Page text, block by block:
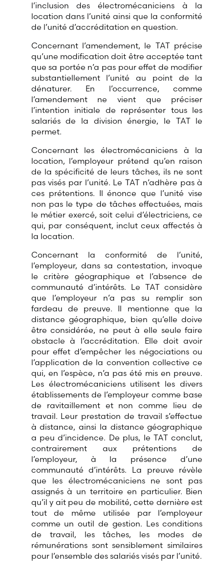
l’inclusion des électromécaniciens à la
location dans l’unité ainsi que la conformité
de l’unité d’accréditation en question.
Concernant l’amendement, le TAT précise
qu’une modification doit être acceptée tant
que sa portée n’a pas pour effet de modifier
substantiellement l’unité au point de la
dénaturer. En l’occurrence, comme
l’amendement ne vient que préciser
l’intention initiale de représenter tous les
salariés de la division énergie, le TAT le
permet.
Concernant les électromécaniciens à la
location, l’employeur prétend qu’en raison
de la spécificité de leurs tâches, ils ne sont
pas visés par l’unité. Le TAT n’adhère pas à
ces prétentions. Il énonce que l’unité vise
non pas le type de tâches effectuées, mais
le métier exercé, soit celui d’électriciens, ce
qui, par conséquent, inclut ceux affectés à
la location.
Concernant la conformité de l’unité,
l’employeur, dans sa contestation, invoque
le critère géographique et l’absence de
communauté d’intérêts. Le TAT considère
que l’employeur n’a pas su remplir son
fardeau de preuve. Il mentionne que la
distance géographique, bien qu’elle doive
être considérée, ne peut à elle seule faire
obstacle à l’accréditation. Elle doit avoir
pour effet d’empêcher les négociations ou
l’application de la convention collective ce
qui, en l’espèce, n’a pas été mis en preuve.
Les électromécaniciens utilisent les divers
établissements de l’employeur comme base
de ravitaillement et non comme lieu de
travail. Leur prestation de travail s’effectue
à distance, ainsi la distance géographique
a peu d’incidence. De plus, le TAT conclut,
contrairement aux prétentions de
l’employeur, à la présence d’une
communauté d’intérêts. La preuve révèle
que les électromécaniciens ne sont pas
assignés à un territoire en particulier. Bien
qu’il y ait peu de mobilité, cette dernière est
tout de même utilisée par l’employeur
comme un outil de gestion. Les conditions
de travail, les tâches, les modes de
rémunérations sont sensiblement similaires
pour l’ensemble des salariés visés par l’unité.